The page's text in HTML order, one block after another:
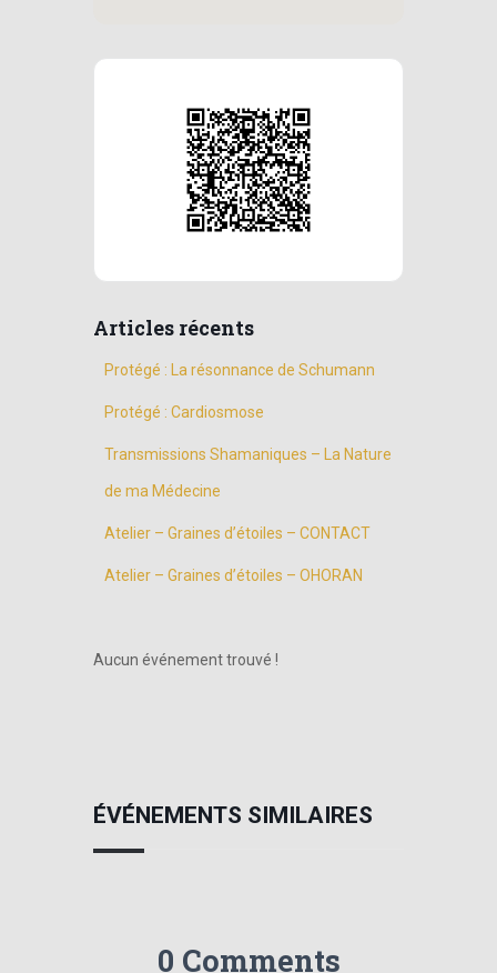
Articles récents
Protégé : La résonnance de Schumann
Protégé : Cardiosmose
Transmissions Shamaniques – La Nature
de ma Médecine
Atelier – Graines d’étoiles – CONTACT
Atelier – Graines d’étoiles – OHORAN
Aucun événement trouvé !
ÉVÉNEMENTS SIMILAIRES
0 Comments